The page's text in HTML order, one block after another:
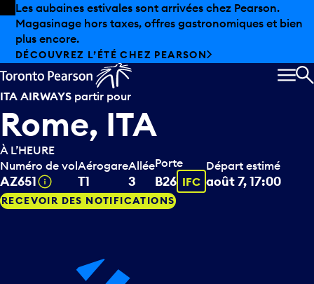
Skip to offers
Passer au contenu principal
Les aubaines estivales sont arrivées chez Pearson.
Magasinage hors taxes, offres gastronomiques et bien
plus encore.
DÉCOUVREZ L’ÉTÉ CHEZ PEARSON
ITA AIRWAYS partir pour
Rome, ITA
À L’HEURE
Numéro de vol
AZ651 Infobulle
Aérogare
T1
Allée
3
Porte
B26 Infobulle
IFC
Départ estimé
août 7, 17:00
RECEVOIR DES NOTIFICATIONS